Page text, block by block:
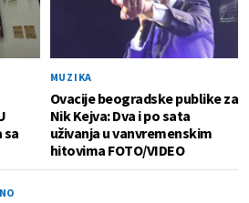
sa
MUZIKA
Ovacije beogradske publike za
Nik Kejva: Dva i po sata
uživanja u vanvremenskim
hitovima FOTO/VIDEO